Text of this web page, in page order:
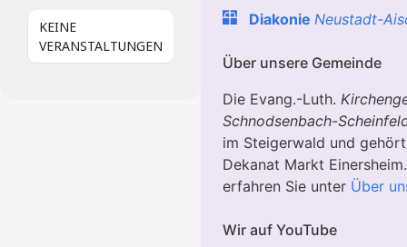
KEINE
VERANSTALTUNGEN
Diakonie Neustadt-
Über unsere Gemeinde
Die Evang.-Luth.
Schnodsenbach-
im Steigerwald und
Dekanat Markt
erfahren Sie unter Über
Wir auf YouTube